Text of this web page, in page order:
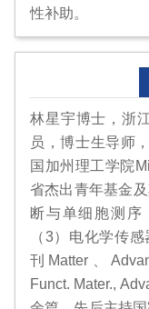
性补助。
林星宇博士，浙
员，博士生导师
国加州理工学院
省杰出青年基金
断与单细胞测序
（3）电化学传
刊Matter、
Funct. Mater.,